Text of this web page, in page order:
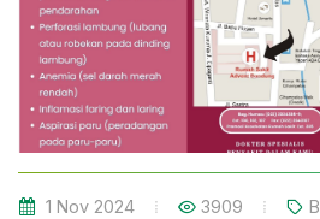
1 Nov 2024 3909